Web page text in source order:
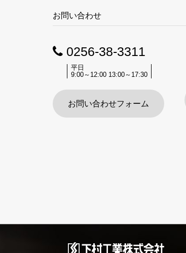
お問い合わせ
0256-38-3311
平日
9:00～12:00 13:00～17:30
お問い合わせフォーム